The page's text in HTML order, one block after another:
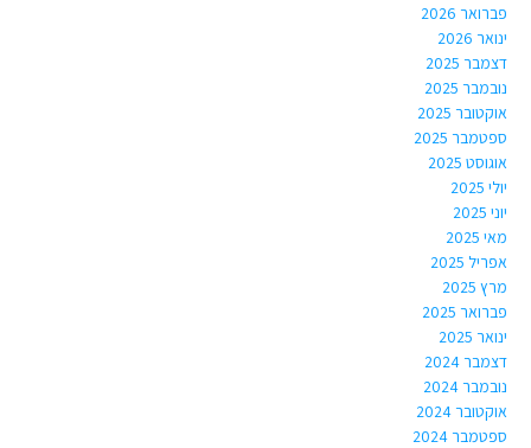
פברואר 2026
ינואר 2026
דצמבר 2025
נובמבר 2025
אוקטובר 2025
ספטמבר 2025
אוגוסט 2025
יולי 2025
יוני 2025
מאי 2025
אפריל 2025
מרץ 2025
פברואר 2025
ינואר 2025
דצמבר 2024
נובמבר 2024
אוקטובר 2024
ספטמבר 2024